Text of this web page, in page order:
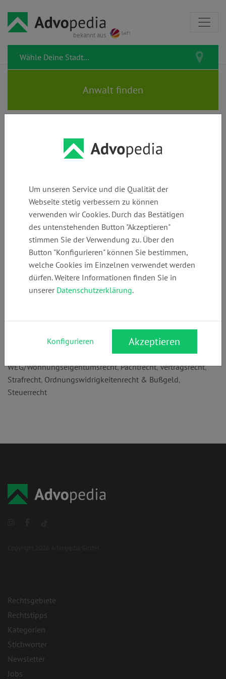
bekannt aus
IFFLAND • WISCHNEWSKI |
Telefon:
+49 (0)
6151136600
E-Mail:
info@iw-
recht.de
Webseite:
www.iffland-
wischnewski.de
Rechtsgebiete:
Sozialrecht,Mietrecht,
WEG/Wohnungseigentumsrecht,Pachtrecht,Vertragsrecht,
Strafrecht, Ordnungswidrigkeitenrecht & Bußgeld,
Steuerrecht
Rechtsgebiete
Rechtstipps
Kategorien
Stichwörter
Newsletter
Jobs
Um unseren Service und die Qualität der
Webseite stetig verbessern zu können
verwenden wir Cookies. Durch das Bestätigen
des untenstehenden Button "Akzeptieren"
stimmen Sie der Verwendung zu. Über den
Button "Konfigurieren" können Sie bestimmen,
welche Cookies im Einzelnen verwendet werden
dürfen. Weitere Informationen finden Sie in
unserer Datenschutzerklärung.
Konfigurieren Akzeptieren